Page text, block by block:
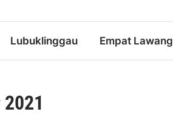
Lubuklinggau Empat Lawang